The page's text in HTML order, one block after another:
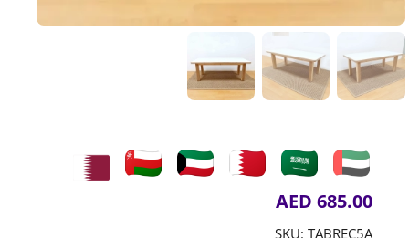
AED 685.00
SKU: TABREC5A